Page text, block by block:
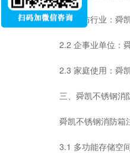
2.1 消防行业：舜
2.2 企事业单位：
2.3 家庭使用：舜
三、舜凯不锈钢消
舜凯不锈钢消防箱
3.1 多功能存储空